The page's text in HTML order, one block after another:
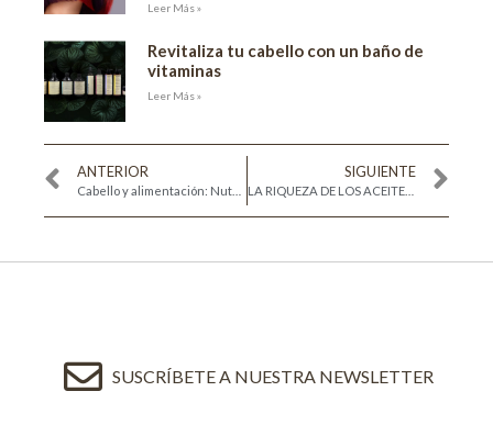
Leer Más »
Revitaliza tu cabello con un baño de
vitaminas
Leer Más »
ANTERIOR SIGUIENTE
LA RIQUEZA DE LOS ACEITES VEGETALES
SUSCRÍBETE A NUESTRA NEWSLETTER